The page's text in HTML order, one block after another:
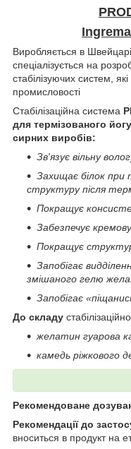
Виробляється в
спеціалізується на
стабілізуючих систем,
промисловості
Стабілізаційна система
для термізованого
сирних виробів:
Зв'язує вільну
Захищає білок при
структуру після
Покращує
Забезпечує
Покращує
Запобігає
змішаного гелю
Запобігає
До складу
желатин гуарова
камедь ріжкового
Рекомендоване
Рекомендації до
вноситься в продукт на